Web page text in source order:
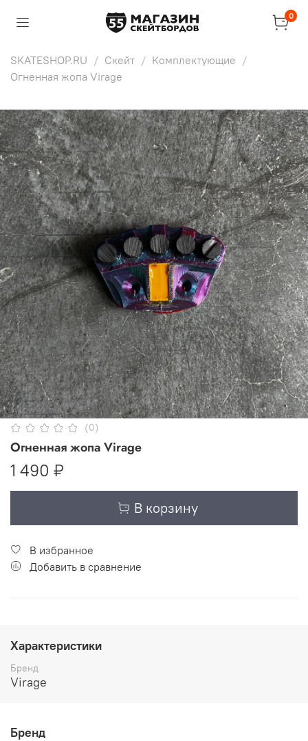
0
SKATESHOP.RU Скейт
Комплектующие
Огненная жопа Virage
(0)
Огненная жопа Virage
1 490 ₽
В корзину
В избранное
Добавить в сравнение
Характеристики
Бренд
Virage
Бренд